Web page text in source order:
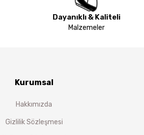
Dayanıklı & Kaliteli
Malzemeler
Kurumsal
Hakkımızda
Gizlilik Sözleşmesi